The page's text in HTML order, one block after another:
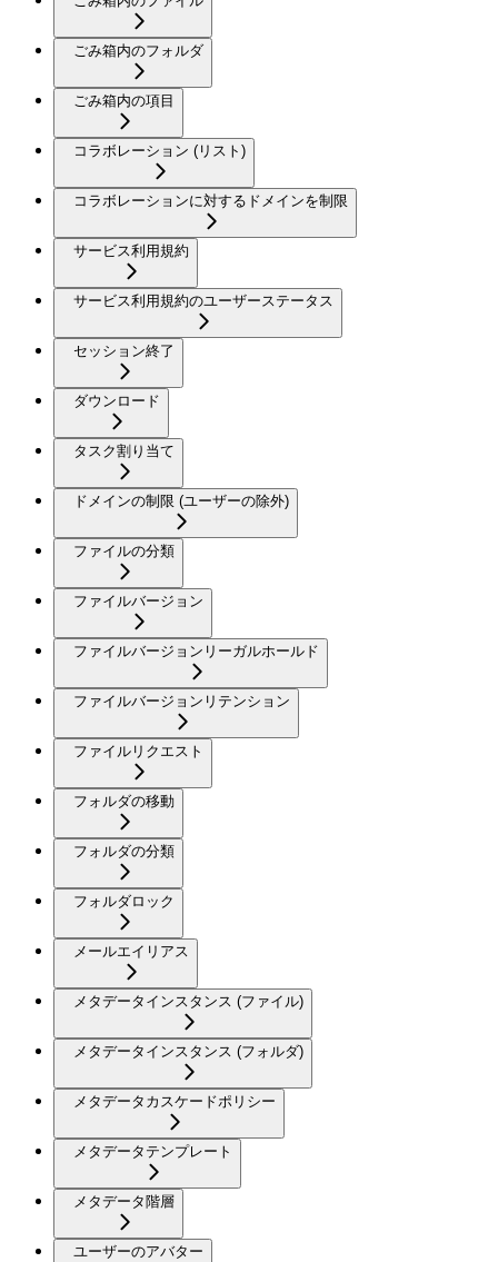
ごみ箱内のフォルダ
ごみ箱内の項目
コラボレーション (リスト)
コラボレーションに対するドメインを制限
サービス利用規約
サービス利用規約のユーザーステータス
セッション終了
ダウンロード
タスク割り当て
ドメインの制限 (ユーザーの除外)
ファイルの分類
ファイルバージョン
ファイルバージョンリーガルホールド
ファイルバージョンリテンション
ファイルリクエスト
フォルダの移動
フォルダの分類
フォルダロック
メールエイリアス
メタデータインスタンス (ファイル)
メタデータインスタンス (フォルダ)
メタデータカスケードポリシー
メタデータテンプレート
メタデータ階層
ユーザーのアバター